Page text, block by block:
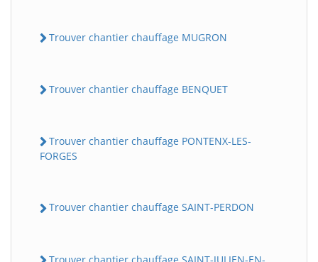
Trouver chantier chauffage MUGRON
Trouver chantier chauffage BENQUET
Trouver chantier chauffage PONTENX-LES-
FORGES
Trouver chantier chauffage SAINT-PERDON
Trouver chantier chauffage SAINT-JULIEN-EN-